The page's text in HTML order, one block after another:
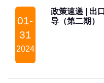
01-
31
2024
政策速递 | 出
导（第二期）